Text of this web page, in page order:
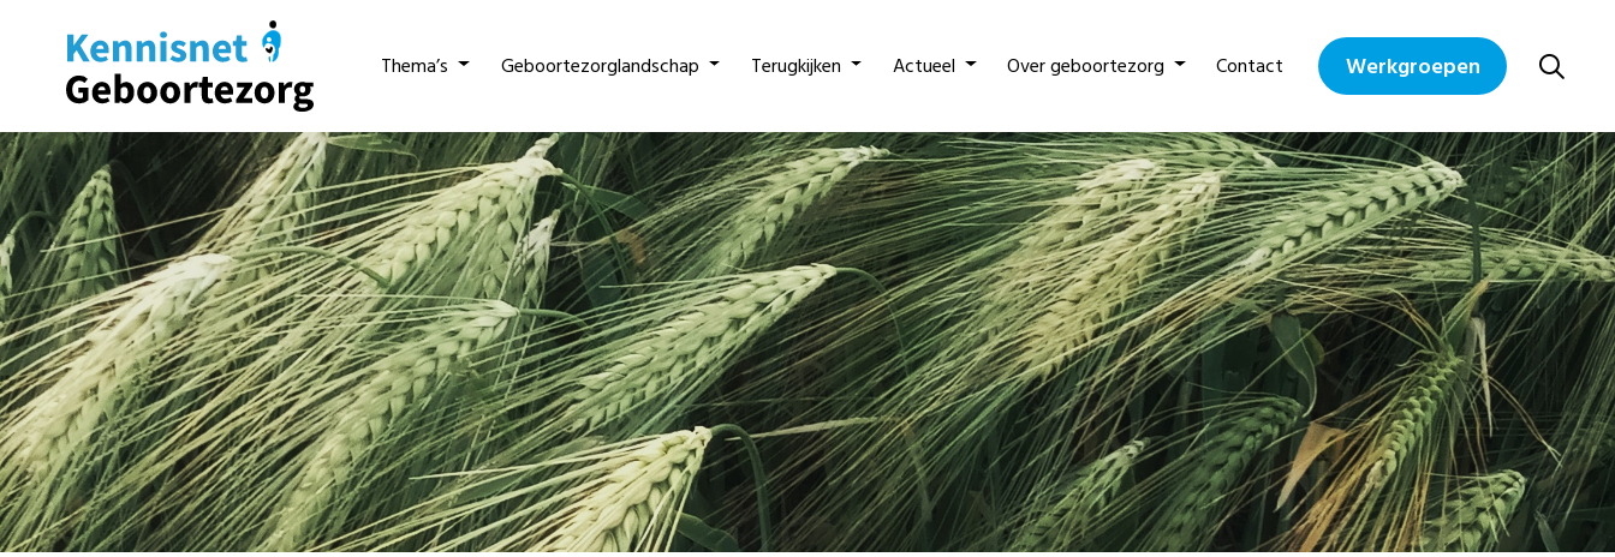
Thema’s Geboortezorglandschap Terugkijken Actueel Over geboortezorg Contact Werkgroepen